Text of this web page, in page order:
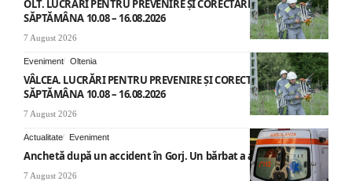
OLT. LUCRĂRI PENTRU PREVENIRE ȘI CORECTARE AVARII –
SĂPTĂMÂNA 10.08 – 16.08.2026
7 August 2026
Eveniment Oltenia
VÂLCEA. LUCRĂRI PENTRU PREVENIRE ȘI CORECTARE AVARII –
SĂPTĂMÂNA 10.08 – 16.08.2026
7 August 2026
Actualitate Eveniment
Anchetă după un accident în Gorj. Un bărbat a ajuns la spital
7 August 2026